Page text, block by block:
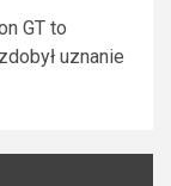
GT to
uznanie